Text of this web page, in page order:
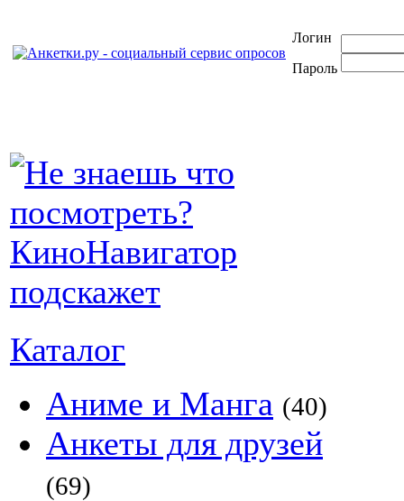
Логин
Пароль
Каталог
Аниме и Манга (40)
Анкеты для друзей
(69)